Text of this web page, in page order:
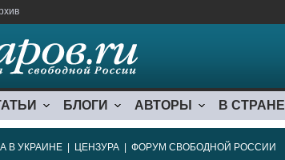
БЛОГИ АВТОРЫ В СТРАНЕ
В УКРАИНЕ ЦЕНЗУРА ФОРУМ СВОБОДНОЙ РОССИИ